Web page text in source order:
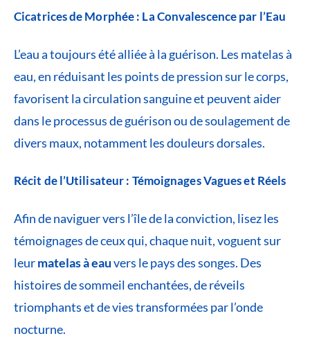
Cicatrices de Morphée : La Convalescence par l’Eau
L’eau a toujours été alliée à la guérison. Les matelas à
eau, en réduisant les points de pression sur le corps,
favorisent la circulation sanguine et peuvent aider
dans le processus de guérison ou de soulagement de
divers maux, notamment les douleurs dorsales.
Récit de l’Utilisateur : Témoignages Vagues et Réels
Afin de naviguer vers l’île de la conviction, lisez les
témoignages de ceux qui, chaque nuit, voguent sur
leurmatelas à eauvers le pays des songes. Des
histoires de sommeil enchantées, de réveils
triomphants et de vies transformées par l’onde
nocturne.